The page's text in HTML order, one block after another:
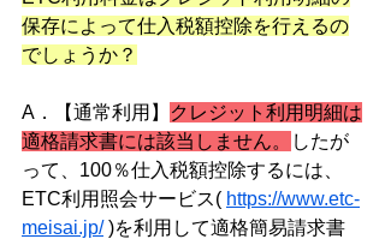
保存によって仕入税額控除を行えるの
でしょうか？
A．【通常利用】
クレジット利用明細は
適格請求書には該当しません。
したが
って、100％仕入税額控除するには、
ETC利用照会サービス( https://www.etc-
meisai.jp/ )を利用して適格簡易請求書